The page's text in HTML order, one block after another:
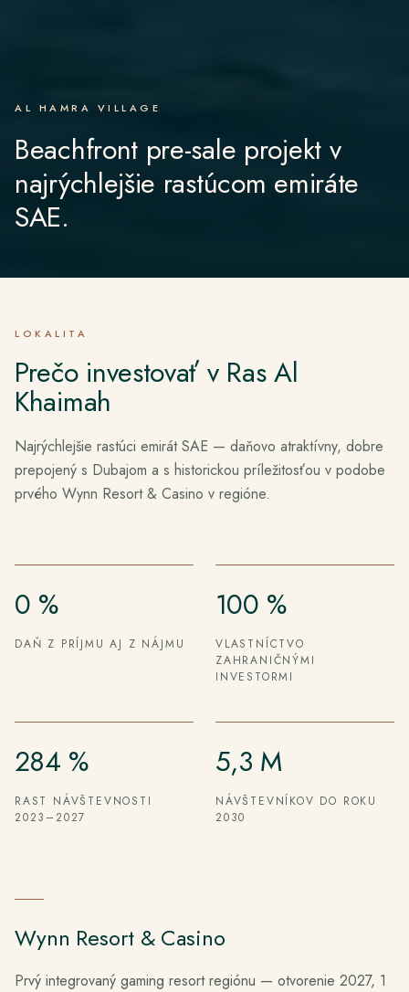
AL HAMRA VILLAGE
Beachfront pre-sale projekt v
najrýchlejšie rastúcom emiráte
SAE.
LOKALITA
Prečo investovať v Ras Al
Khaimah
Najrýchlejšie rastúci emirát SAE — daňovo atraktívny, dobre
prepojený s Dubajom a s historickou príležitosťou v podobe
prvého Wynn Resort & Casino v regióne.
0 %
DAŇ Z PRÍJMU AJ Z NÁJMU
100 %
VLASTNÍCTVO
ZAHRANIČNÝMI
INVESTORMI
284 %
RAST NÁVŠTEVNOSTI
2023–2027
5,3 M
NÁVŠTEVNÍKOV DO ROKU
2030
Wynn Resort & Casino
Prvý integrovaný gaming resort regiónu — otvorenie 2027, 1